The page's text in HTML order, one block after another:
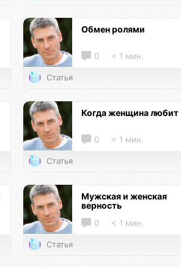
Обмен ролями
0 < 1 мин.
Статья
Когда женщина любит
0 < 1 мин.
Статья
Мужская и женская
верность
0 < 1 мин.
Статья